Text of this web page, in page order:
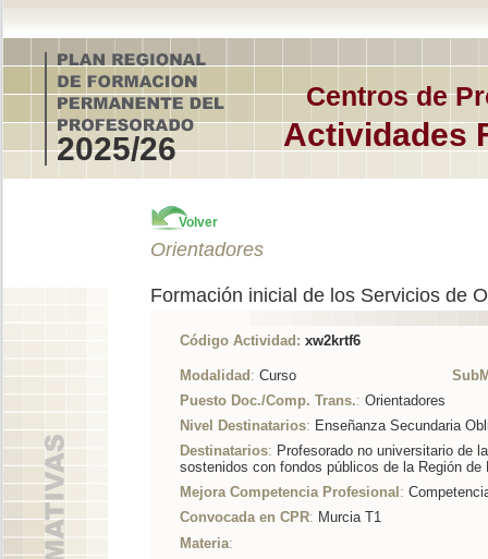
Centros de
Actividades
2025/26
Volver
Orientadores
Formación inicial de los Servicios de
Código Actividad: xw2krtf6
Modalidad : Curso
Puesto Doc./Comp. Trans.: Orientadores
Nivel Destinatarios: Enseñanza Secundaria
Destinatarios: Profesorado no universitario de
sostenidos con fondos públicos de la Región
Mejora Competencia Profesional :
Convocada en CPR: Murcia T1
Materia: